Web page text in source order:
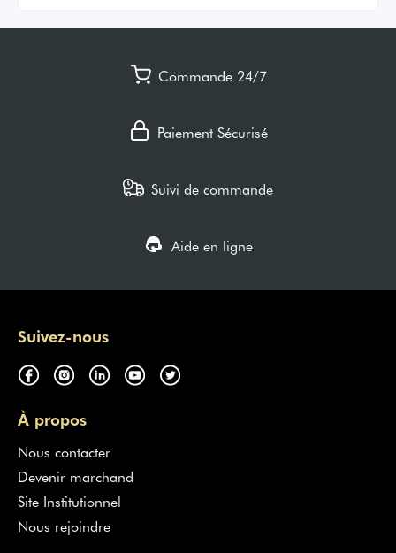
Commande 24/7
Paiement Sécurisé
Suivi de commande
Aide en ligne
Suivez-nous
À propos
Nous contacter
Devenir marchand
Site Institutionnel
Nous rejoindre